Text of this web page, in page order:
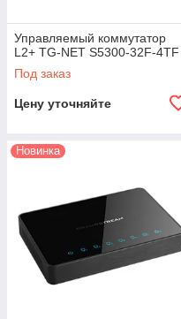
Управляемый коммутатор
L2+ TG-NET S5300-32F-4TF
Под заказ
Цену уточняйте
Новинка